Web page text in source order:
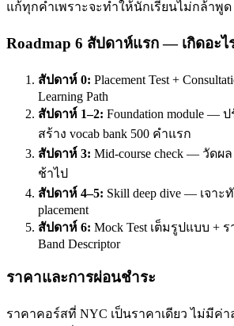
แก้ทุกคำเพราะจะทำให้นักเรียนไม่กล้าพูด
Roadmap 6 สัปดาห์แรก — เกิดอะไ
สัปดาห์ 0: Placement Test +
Learning Path
สัปดาห์ 1–2: Foundation module — ป
สร้าง vocab bank 500 คำแรก
สัปดาห์ 3: Mid-course check — วัดผ
ช้าไป
สัปดาห์ 4–5: Skill deep dive — เจา
placement
สัปดาห์ 6: Mock Test เต็มรูปแบบ +
Band Descriptor
ราคาและการผ่อนชำระ
ราคาคอร์สที่ NYC เป็นราคาเดียว ไม่มีค่